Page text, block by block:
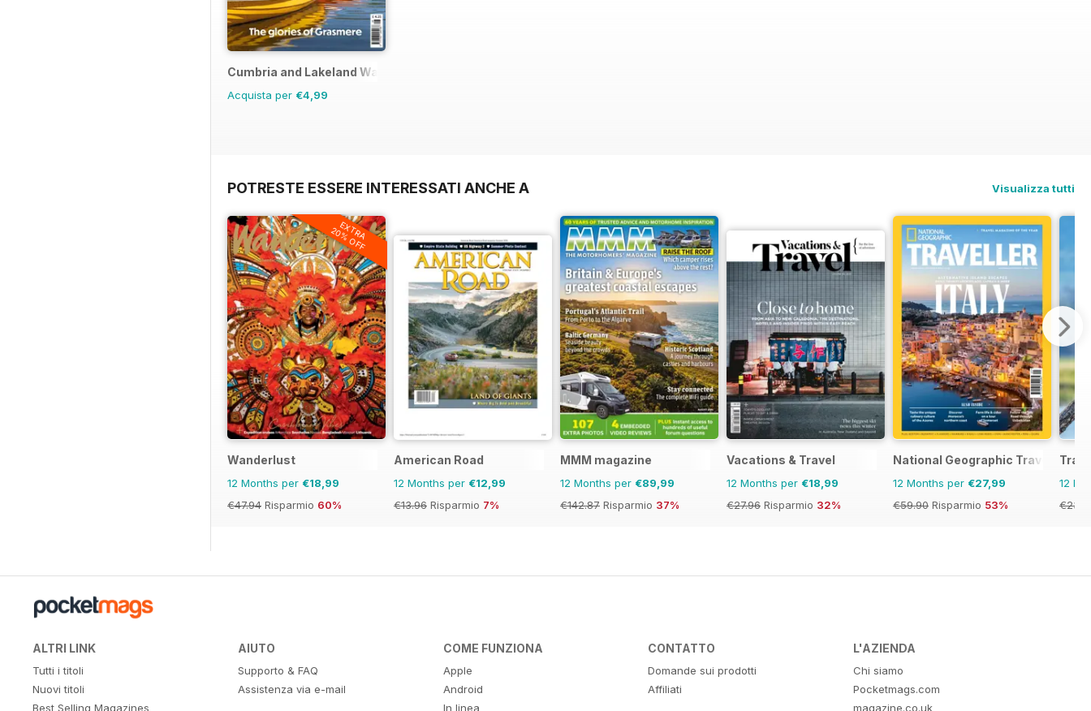
Cumbria and Lakeland Walker
Acquista per €4,99
POTRESTE ESSERE INTERESSATI ANCHE A Visualizza tutti
EXTRA
20% OFF
Wanderlust
12 Months per €18,99
€47.94 Risparmio 60%
American Road
12 Months per €12,99
€13.96 Risparmio 7%
MMM magazine
12 Months per €89,99
€142.87 Risparmio 37%
Vacations & Travel
12 Months per €18,99
€27.96 Risparmio 32%
National Geographic Traveller UK
12 Months per €27,99
€59.90 Risparmio 53%
12
ALTRI LINK
Tutti i titoli
Nuovi titoli
Best Selling Magazines
AIUTO
Supporto & FAQ
Assistenza via e-mail
COME FUNZIONA
Apple
Android
In linea
CONTATTO
Domande sui prodotti
Affiliati
L'AZIENDA
Chi siamo
Pocketmags.com
magazine.co.uk